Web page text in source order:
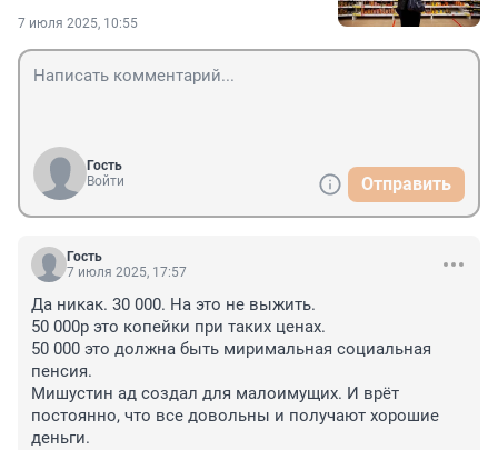
7 июля 2025, 10:55
Гость
Войти
Отправить
Гость
7 июля 2025, 17:57
Да никак. 30 000. На это не выжить.
50 000р это копейки при таких ценах.
50 000 это должна быть миримальная социальная
пенсия.
Мишустин ад создал для малоимущих. И врёт
постоянно, что все довольны и получают хорошие
деньги.